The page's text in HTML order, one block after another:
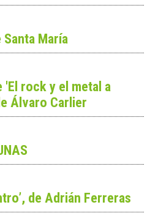
María
'El rock y el metal a
Álvaro Carlier
de Adrián Ferreras